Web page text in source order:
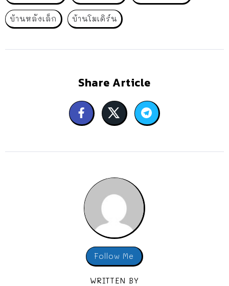
บ้านหลังเล็ก บ้านโมเดิร์น
Share Article
Follow Me
WRITTEN BY